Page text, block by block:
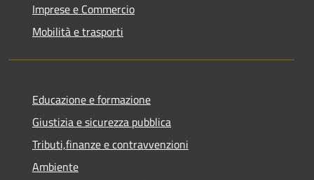
Imprese e Commercio
Mobilità e trasporti
Educazione e formazione
Giustizia e sicurezza pubblica
Tributi,finanze e contravvenzioni
Ambiente